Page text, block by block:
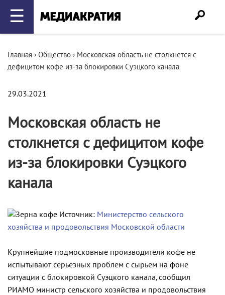
☰
Главная › Общество › Московская область не столкнется с
дефицитом кофе из-за блокировки Суэцкого канала
29.03.2021
Московская область не
столкнется с дефицитом кофе
из-за блокировки Суэцкого
канала
Источник: Министерство сельского
хозяйства и продовольствия Московской области
Крупнейшие подмосковные производители кофе не
испытывают серьезных проблем с сырьем на фоне
ситуации с блокировкой Суэцкого канала, сообщил
РИАМО министр сельского хозяйства и продовольствия